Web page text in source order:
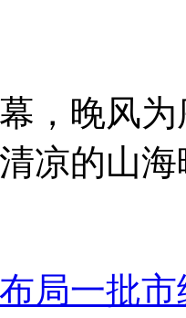
晚风为
凉的山
局一批市